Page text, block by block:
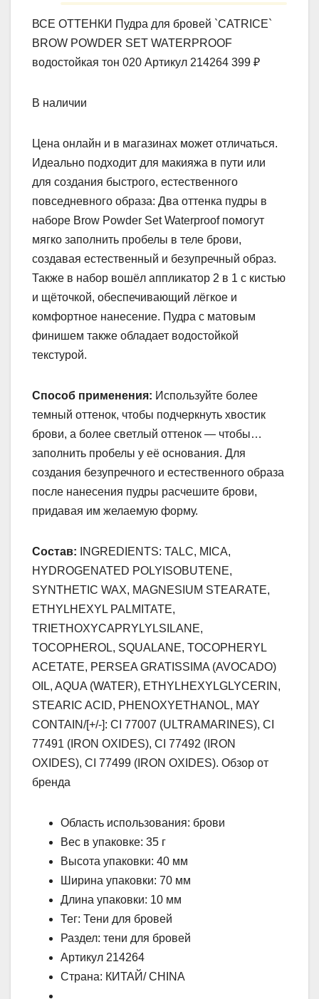
ВСЕ ОТТЕНКИ Пудра для бровей `CATRICE`
BROW POWDER SET WATERPROOF
водостойкая тон 020 Артикул 214264 399 ₽
В наличии
Цена онлайн и в магазинах может отличаться.
Идеально подходит для макияжа в пути или
для создания быстрого, естественного
повседневного образа: Два оттенка пудры в
наборе Brow Powder Set Waterproof помогут
мягко заполнить пробелы в теле брови,
создавая естественный и безупречный образ.
Также в набор вошёл аппликатор 2 в 1 с кистью
и щёточкой, обеспечивающий лёгкое и
комфортное нанесение. Пудра с матовым
финишем также обладает водостойкой
текстурой.
Способ применения: Используйте более
темный оттенок, чтобы подчеркнуть хвостик
брови, а более светлый оттенок — чтобы…
заполнить пробелы у её основания. Для
создания безупречного и естественного образа
после нанесения пудры расчешите брови,
придавая им желаемую форму.
Состав: INGREDIENTS: TALC, MICA,
HYDROGENATED POLYISOBUTENE,
SYNTHETIC WAX, MAGNESIUM STEARATE,
ETHYLHEXYL PALMITATE,
TRIETHOXYCAPRYLYLSILANE,
TOCOPHEROL, SQUALANE, TOCOPHERYL
ACETATE, PERSEA GRATISSIMA (AVOCADO)
OIL, AQUA (WATER), ETHYLHEXYLGLYCERIN,
STEARIC ACID, PHENOXYETHANOL, MAY
CONTAIN/[+/-]: CI 77007 (ULTRAMARINES), CI
77491 (IRON OXIDES), CI 77492 (IRON
OXIDES), CI 77499 (IRON OXIDES). Обзор от
бренда
Область использования: брови
Вес в упаковке: 35 г
Высота упаковки: 40 мм
Ширина упаковки: 70 мм
Длина упаковки: 10 мм
Тег: Тени для бровей
Раздел: тени для бровей
Артикул 214264
Страна: КИТАЙ/ CHINA